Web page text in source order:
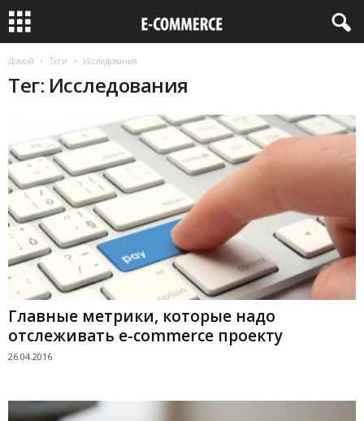
Домой Теги Исследования
Тег: Исследования
Главные метрики, которые надо
отслеживать e-commerce проекту
26.04.2016